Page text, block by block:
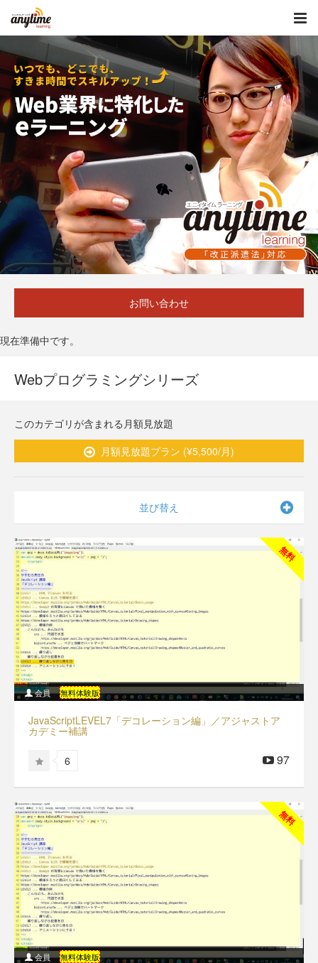
お問い合わせ
現在準備中です。
Webプログラミングシリーズ
このカテゴリが含まれる月額見放題
月額見放題プラン (¥5,500/月)
並び替え
無料
会員 無料体験版
JavaScriptLEVEL7「デコレーション編」／アジャストア
カデミー補講
6 97
無料
会員 無料体験版